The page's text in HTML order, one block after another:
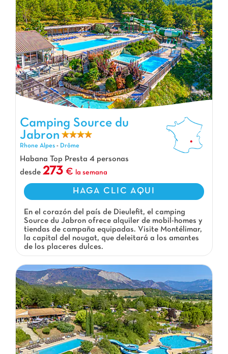
Camping Source du Jabron, Camping Rhone Alpes
Camping Source du
Jabron
Rhone Alpes - Drôme
Habana Top Presta 4 personas
desde 273 la semana
HAGA CLIC AQUI
En el corazón del país de Dieulefit, el camping
Source du Jabron ofrece alquiler de mobil-homes y
tiendas de campaña equipadas. Visite Montélimar,
la capital del nougat, que deleitará a los amantes
de los placeres dulces.